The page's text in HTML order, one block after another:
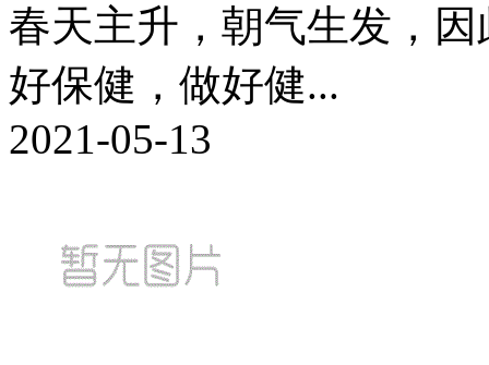
春天主升，朝气生发，
好保健，做好健...
2021-05-13